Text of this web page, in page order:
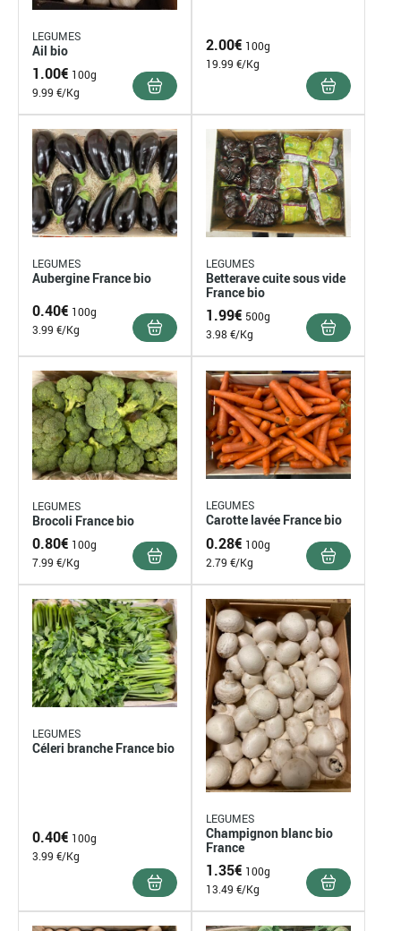
LEGUMES
Ail bio
1.00€ 100g
9.99 €/Kg
2.00€ 100g
19.99 €/Kg
LEGUMES
Aubergine France bio
0.40€ 100g
3.99 €/Kg
LEGUMES
Betterave cuite sous vide
France bio
1.99€ 500g
3.98 €/Kg
LEGUMES
Brocoli France bio
0.80€ 100g
7.99 €/Kg
LEGUMES
Carotte lavée France bio
0.28€ 100g
2.79 €/Kg
LEGUMES
Céleri branche France bio
0.40€ 100g
3.99 €/Kg
LEGUMES
Champignon blanc bio
France
1.35€ 100g
13.49 €/Kg